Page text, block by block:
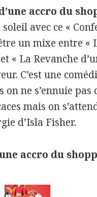
accro du
avec ce «
un mixe entre «
« La Revanche
C’est une
on ne s’ennuie
mais on
d’Isla Fisher.
accro du